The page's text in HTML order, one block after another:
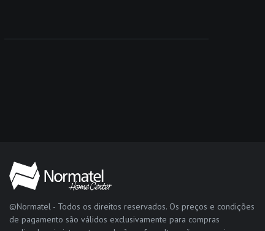
©Normatel - Todos os direitos reservados. Os preços e condições
de pagamento são válidos exclusivamente para compras